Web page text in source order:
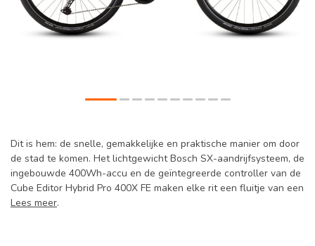
Dit is hem: de snelle, gemakkelijke en praktische manier om door
de stad te komen. Het lichtgewicht Bosch SX-aandrijfsysteem, de
ingebouwde 400Wh-accu en de geïntegreerde controller van de
Cube Editor Hybrid Pro 400X FE maken elke rit een fluitje van een
Lees meer.